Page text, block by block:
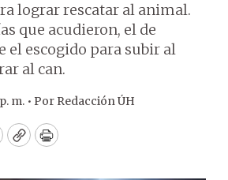
lograr rescatar al animal.
que acudieron, el de
el escogido para subir al
al can.
m. • Por Redacción ÚH
CopyPrint